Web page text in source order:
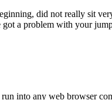
did not really sit
a problem with your
into any web browser